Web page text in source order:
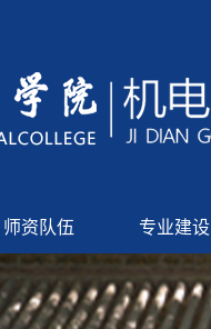
师资队伍 专业建设